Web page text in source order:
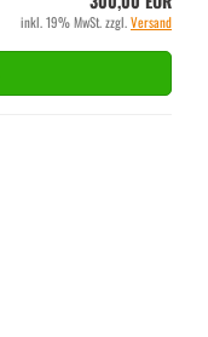
inkl. 19% MwSt. zzgl.Versand